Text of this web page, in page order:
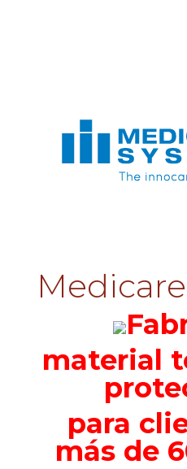
material
para
más de